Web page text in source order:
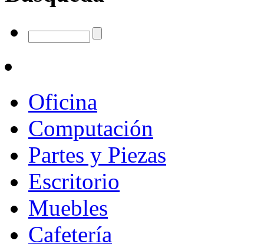
Oficina
Computación
Partes y Piezas
Escritorio
Muebles
Cafetería